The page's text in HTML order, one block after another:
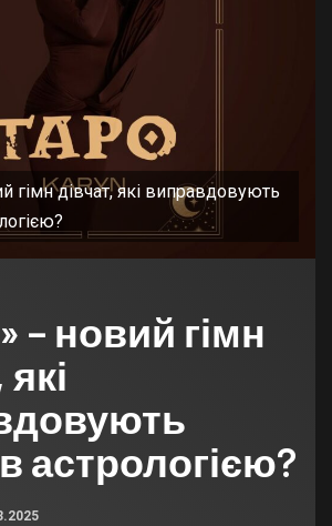
гімн дівчат, які виправдовують
– новий гімн
астрологією?